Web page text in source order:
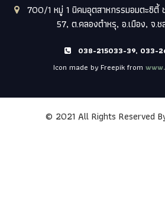
700/1 หมู่ 1 นิคมอุตสาหกรรมอมตะซิตี้
57, ต.คลองตำหรุ, อ.เมือง, จ.
038-215033-39, 033-
Icon made by Freepik from
© 2021 All Rights Reserved